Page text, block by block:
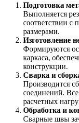
Подготовка
Выполняется
соответствии с
размерами.
Изготовление
Формируются
каркаса,
конструкции.
Сварка и
Производится
соединений.
расчетных
Обработка и
Сварные швы